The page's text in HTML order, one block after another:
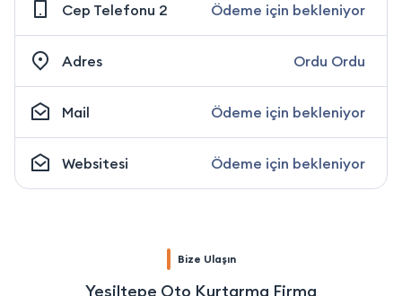
Cep Telefonu 2 Ödeme için bekleniyor
Adres Ordu Ordu
Mail Ödeme için bekleniyor
Websitesi Ödeme için bekleniyor
Bize Ulaşın
Yeşiltepe Oto Kurtarma Firma